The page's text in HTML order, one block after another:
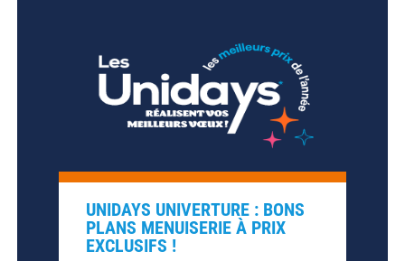
UNIDAYS UNIVERTURE : BONS
PLANS MENUISERIE À PRIX
EXCLUSIFS !